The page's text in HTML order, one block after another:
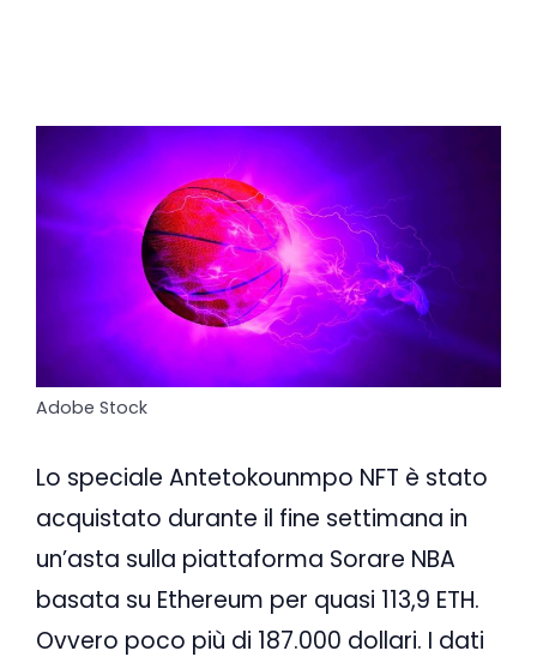
Adobe Stock
Lo speciale Antetokounmpo NFT è stato
acquistato durante il fine settimana in
un’asta sulla piattaforma Sorare NBA
basata su Ethereum per quasi 113,9 ETH.
Ovvero poco più di 187.000 dollari. I dati